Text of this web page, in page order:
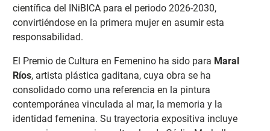
científica del INiBICA para el periodo 2026-2030,
convirtiéndose en la primera mujer en asumir esta
responsabilidad.
El Premio de Cultura en Femenino ha sido para Maral
Ríos, artista plástica gaditana, cuya obra se ha
consolidado como una referencia en la pintura
contemporánea vinculada al mar, la memoria y la
identidad femenina. Su trayectoria expositiva incluye